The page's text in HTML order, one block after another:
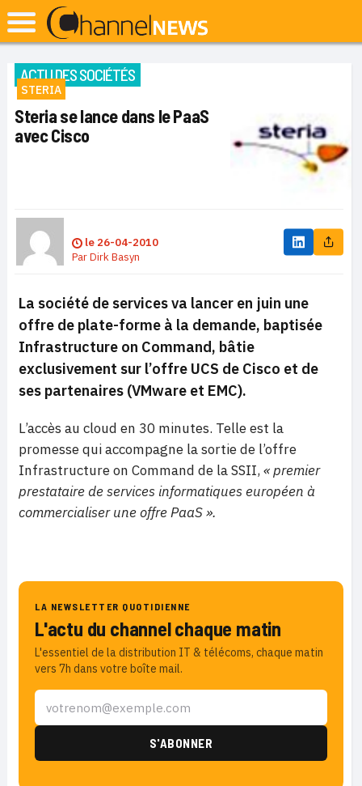
ACTU DES SOCIÉTÉS
STERIA
Steria se lance dans le PaaS
avec Cisco
le 26-04-2010
ParDirk Basyn
La société de services va lancer en juin une
offre de plate-forme à la demande, baptisée
Infrastructure on Command, bâtie
exclusivement sur l’offre UCS de Cisco et de
ses partenaires (VMware et EMC).
L’accès au cloud en 30 minutes. Telle est la
promesse qui accompagne la sortie de l’offre
Infrastructure on Command de la SSII, « premier
prestataire de services informatiques européen à
commercialiser une offre PaaS ».
LA NEWSLETTER QUOTIDIENNE
L'actu du channel chaque matin
L'essentiel de la distribution IT & télécoms, chaque matin
vers 7h dans votre boîte mail.